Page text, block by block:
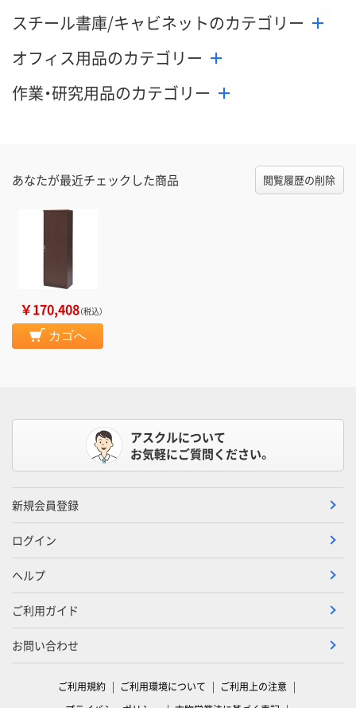
スチール書庫/キャビネットのカテゴリー
オフィス用品のカテゴリー
作業・研究用品のカテゴリー
あなたが最近チェックした商品 閲覧履歴の削除
￥170,408（税込）
カゴへ
アスクルについて
お気軽にご質問ください。
新規会員登録
ログイン
ヘルプ
ご利用ガイド
お問い合わせ
ご利用規約 ご利用環境について
ご利用上の注意